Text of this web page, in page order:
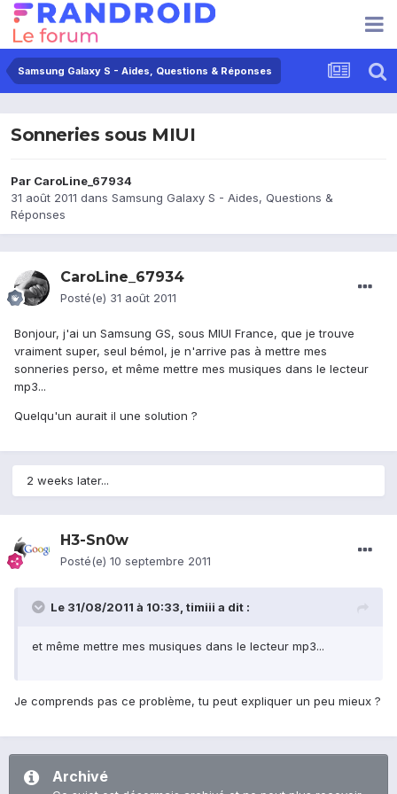
Samsung Galaxy S - Aides, Questions & Réponses
Sonneries sous MIUI
Par CaroLine_67934
31 août 2011 dans Samsung Galaxy S - Aides, Questions &
Réponses
CaroLine_67934
Posté(e) 31 août 2011
Bonjour, j'ai un Samsung GS, sous MIUI France, que je trouve
vraiment super, seul bémol, je n'arrive pas à mettre mes
sonneries perso, et même mettre mes musiques dans le lecteur
mp3...
Quelqu'un aurait il une solution ?
2 weeks later...
H3-Sn0w
Posté(e) 10 septembre 2011
Le 31/08/2011 à 10:33, timiii a dit :
et même mettre mes musiques dans le lecteur mp3...
Je comprends pas ce problème, tu peut expliquer un peu mieux ?
Archivé